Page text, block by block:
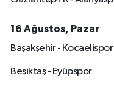
16 Ağustos, Pazar
Başakşehir - Kocaelispor
Beşiktaş - Eyüpspor